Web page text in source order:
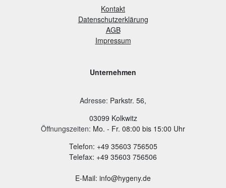
Kontakt
Datenschutzerklärung
AGB
Impressum
Unternehmen
Adresse: Parkstr. 56,
03099 Kolkwitz
Öffnungszeiten: Mo. - Fr. 08:00 bis 15:00 Uhr
Telefon: +49 35603 756505
Telefax: +49 35603 756506
E-Mail: info@hygeny.de